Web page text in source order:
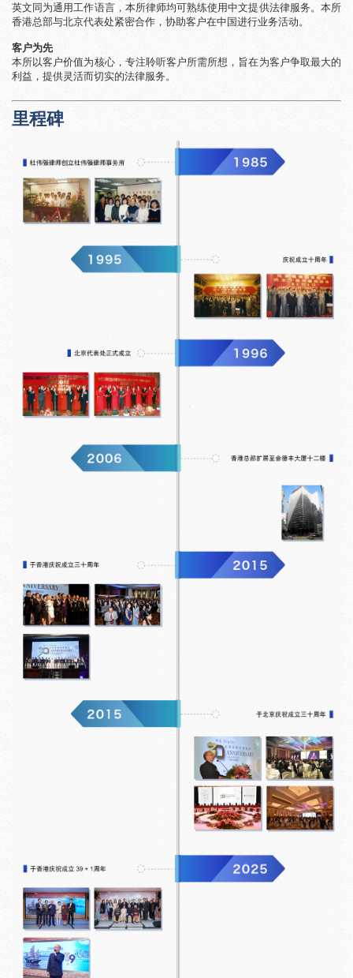
英文同为通用工作语言，本所律师均可熟练使用中文提供法律服务。本所
香港总部与北京代表处紧密合作，协助客户在中国进行业务活动。
客户为先
本所以客户价值为核心，专注聆听客户所需所想，旨在为客户争取最大的
利益，提供灵活而切实的法律服务。
里程碑